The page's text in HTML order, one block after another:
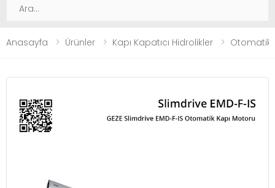
Ara
Anasayfa Ürünler Kapı Kapatıcı Hidrolikler Otomatik